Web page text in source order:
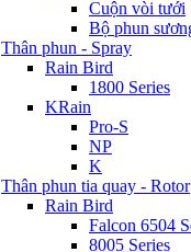
Cuộn vòi tưới
Bộ phun
Thân phun - Spray
Rain Bird
1800 Series
KRain
Pro-S
NP
K
Thân phun tia quay - Rotor
Rain Bird
Falcon 6504
8005 Series